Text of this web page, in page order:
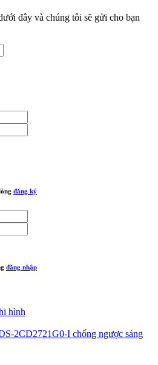
đây và chúng tôi sẽ gửi cho bạn
đăng ký
đăng nhập
hình
2CD2721G0-I chống ngược sáng